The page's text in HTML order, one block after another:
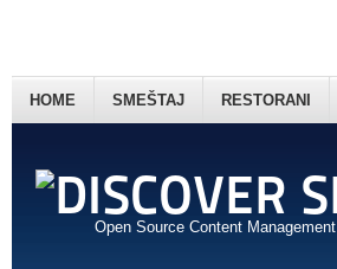
Open Source Content Management
HOME SMEŠTAJ RESTORANI